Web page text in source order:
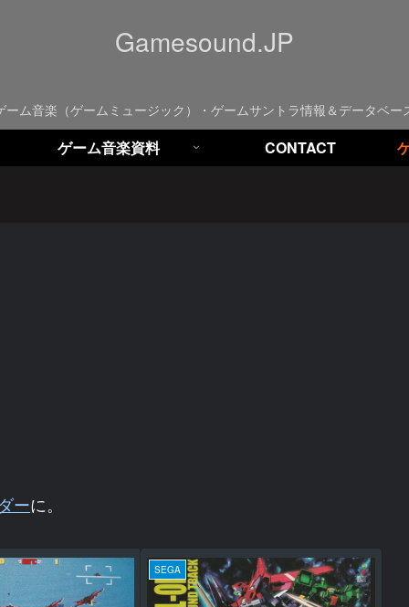
Gamesound.JP
ーム音楽（ゲームミュージック）・ゲームサントラ情報＆データベー
ゲーム音楽資料 CONTACT
ーに。
SEGA